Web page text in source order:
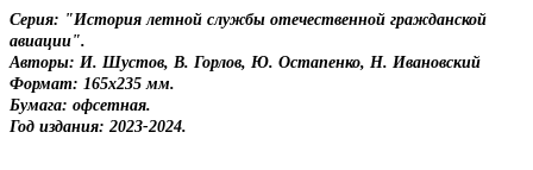
Серия: "История летной службы отечественной гражданской
авиации".
Авторы: И. Шустов, В. Горлов, Ю. Остапенко, Н. Ивановский
Формат: 165х235 мм.
Бумага: офсетная.
Год издания: 2023-2024.